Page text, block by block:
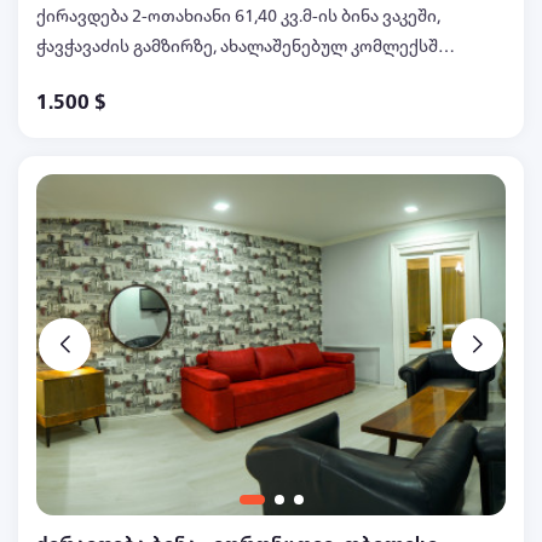
ქირავდება 2-ოთახიანი 61,40 კვ.მ-ის ბინა ვაკეში,
ჭავჭავაძის გამზირზე, ახალაშენებულ კომლექსში
გათბობით, კონდიციონერით, ყველანაირი ავეჯით
599047067, 597032299 ანა
1.500 $